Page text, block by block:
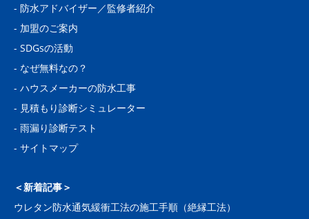
- 防水アドバイザー／監修者紹介
- 加盟のご案内
- SDGsの活動
- なぜ無料なの？
- ハウスメーカーの防水工事
- 見積もり診断シミュレーター
- 雨漏り診断テスト
- サイトマップ
＜新着記事＞
ウレタン防水通気緩衝工法の施工手順（絶縁工法）